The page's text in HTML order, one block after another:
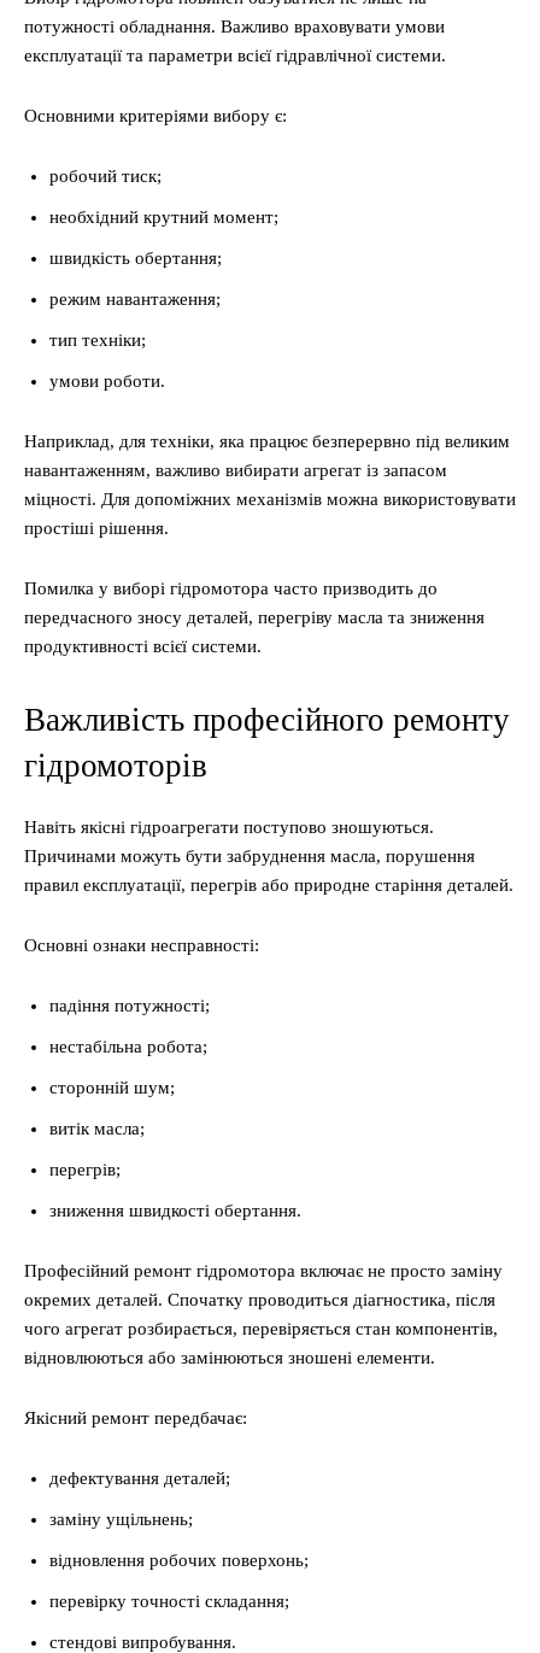
потужності обладнання. Важливо враховувати умови
експлуатації та параметри всієї гідравлічної системи.
Основними критеріями вибору є:
робочий тиск;
необхідний крутний момент;
швидкість обертання;
режим навантаження;
тип техніки;
умови роботи.
Наприклад, для техніки, яка працює безперервно під великим
навантаженням, важливо вибирати агрегат із запасом
міцності. Для допоміжних механізмів можна використовувати
простіші рішення.
Помилка у виборі гідромотора часто призводить до
передчасного зносу деталей, перегріву масла та зниження
продуктивності всієї системи.
Важливість професійного ремонту
гідромоторів
Навіть якісні гідроагрегати поступово зношуються.
Причинами можуть бути забруднення масла, порушення
правил експлуатації, перегрів або природне старіння деталей.
Основні ознаки несправності:
падіння потужності;
нестабільна робота;
сторонній шум;
витік масла;
перегрів;
зниження швидкості обертання.
Професійний ремонт гідромотора включає не просто заміну
окремих деталей. Спочатку проводиться діагностика, після
чого агрегат розбирається, перевіряється стан компонентів,
відновлюються або замінюються зношені елементи.
Якісний ремонт передбачає:
дефектування деталей;
заміну ущільнень;
відновлення робочих поверхонь;
перевірку точності складання;
стендові випробування.